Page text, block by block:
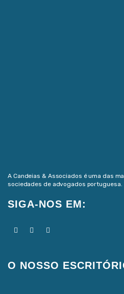
A Candeias & Associados é uma das
sociedades de advogados portuguesa.
SIGA-NOS EM:
O NOSSO